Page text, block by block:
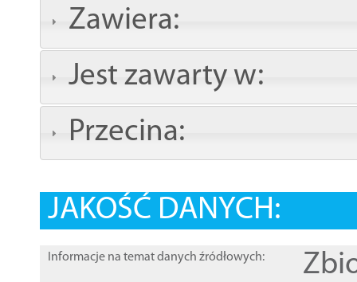
Zawiera:
Jest zawarty w:
Przecina:
JAKOŚĆ DANYCH:
Informacje na temat danych źródłowych: